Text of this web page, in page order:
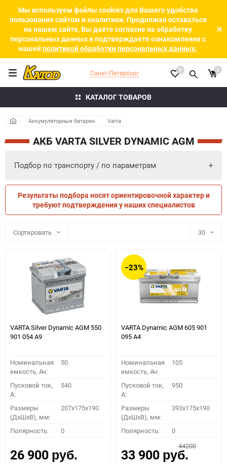
Мы используем файлы cookies для Вашего удобства
пользования сайтом и аналитики. Продолжая оставаться
на нашем сайте, Вы даёте согласие на обработку
персональных данных и подтверждаете ознакомление с
нашейполитикой обработки персональных данных.
КАТАЛОГ ТОВАРОВ
Санкт-Петербург 0 0
Аккумуляторные батареи Varta
АКБ VARTA SILVER DYNAMIC AGM
Подбор по транспорту / по параметрам
ПО ТРАНСПОРТУ ПО ПАРАМЕТРАМ
ПОДОБРАТЬ
Как определить полярность?
Результаты подбора носят ориентировочной характер и
требуют подтверждения у наших специалистов
Сортировать 30
60
90
VARTA Silver Dynamic AGM 550
901 054 A9
Номинальная
емкость, Ач:
50
Пусковой ток,
A:
540
Размеры
(ДхШхВ), мм:
207x175x190
Полярность: 0
26 900 руб.
−23%
VARTA Dynamic AGM 605 901
095 A4
Номинальная
емкость, Ач:
105
Пусковой ток,
A:
950
Размеры
(ДхШхВ), мм:
393x175x190
Полярность: 0
33 900 руб.
44200